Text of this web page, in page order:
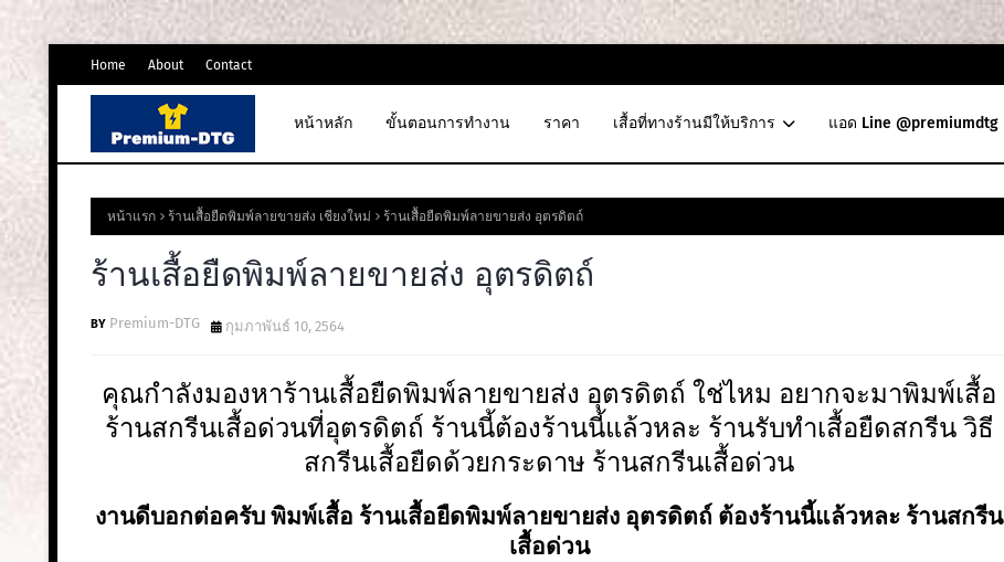
Home About Contact
หน้าหลัก ขั้นตอนการทำงาน ราคา เสื้อที่ทางร้านมีให้บริการ แอด Line @premiumdtg
หน้าแรก ร้านเสื้อยืดพิมพ์ลายขายส่ง เชียงใหม่ ร้านเสื้อยืดพิมพ์ลายขายส่ง อุตรดิตถ์
ร้านเสื้อยืดพิมพ์ลายขายส่ง อุตรดิตถ์
Premium-DTG กุมภาพันธ์ 10, 2564
คุณกำลังมองหาร้านเสื้อยืดพิมพ์ลายขายส่ง อุตรดิตถ์ ใช่ไหม อยากจะมาพิมพ์เสื้อ
ร้านสกรีนเสื้อด่วนที่อุตรดิตถ์ ร้านนี้ต้องร้านนี้แล้วหละ ร้านรับทําเสื้อยืดสกรีน วิธี
สกรีนเสื้อยืดด้วยกระดาษ ร้านสกรีนเสื้อด่วน
งานดีบอกต่อครับ พิมพ์เสื้อ ร้านเสื้อยืดพิมพ์ลายขายส่ง อุตรดิตถ์ ต้องร้านนี้แล้วหละ ร้านสกรีน
เสื้อด่วน